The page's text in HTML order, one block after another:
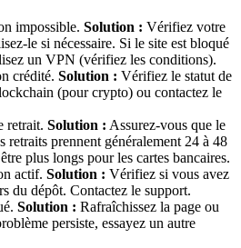
impossible. Solution : Vérifiez votre
le si nécessaire. Si le site est bloqué
un VPN (vérifiez les conditions).
crédité. Solution : Vérifiez le statut de
(pour crypto) ou contactez le
retrait. Solution : Assurez-vous que le
prennent généralement 24 à 48
plus longs pour les cartes bancaires.
actif. Solution : Vérifiez si vous avez
du dépôt. Contactez le support.
Solution : Rafraîchissez la page ou
persiste, essayez un autre